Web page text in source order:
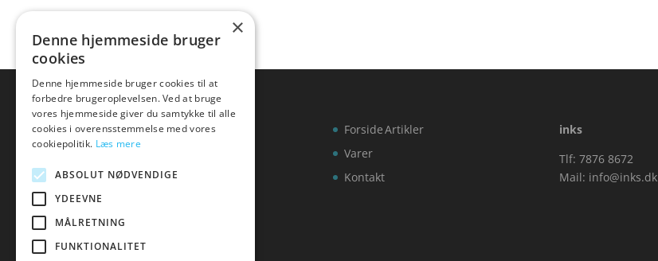
Forside
Varer
Kontakt
Artikler
inks
Tlf: 7876 8672
Mail: info@inks.dk
×
Denne hjemmeside bruger
cookies
Denne hjemmeside bruger cookies til at
forbedre brugeroplevelsen. Ved at bruge
vores hjemmeside giver du samtykke til alle
cookies i overensstemmelse med vores
cookiepolitik. Læs mere
ABSOLUT NØDVENDIGE
YDEEVNE
MÅLRETNING
FUNKTIONALITET